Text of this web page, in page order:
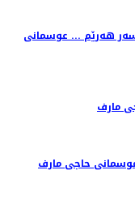
سەر هەرێم ... عوسمانی
مارف
حاجی مارف